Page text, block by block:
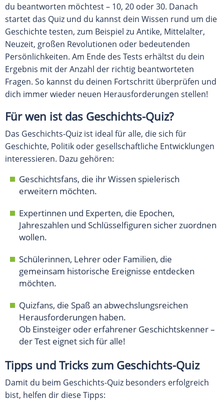
du beantworten möchtest – 10, 20 oder 30. Danach
startet das Quiz und du kannst dein Wissen rund um die
Geschichte testen, zum Beispiel zu Antike, Mittelalter,
Neuzeit, großen Revolutionen oder bedeutenden
Persönlichkeiten. Am Ende des Tests erhältst du dein
Ergebnis mit der Anzahl der richtig beantworteten
Fragen. So kannst du deinen Fortschritt überprüfen und
dich immer wieder neuen Herausforderungen stellen!
Für wen ist das Geschichts-Quiz?
Das Geschichts-Quiz ist ideal für alle, die sich für
Geschichte, Politik oder gesellschaftliche Entwicklungen
interessieren. Dazu gehören:
Geschichtsfans, die ihr Wissen spielerisch
erweitern möchten.
Expertinnen und Experten, die Epochen,
Jahreszahlen und Schlüsselfiguren sicher zuordnen
wollen.
Schülerinnen, Lehrer oder Familien, die
gemeinsam historische Ereignisse entdecken
möchten.
Quizfans, die Spaß an abwechslungsreichen
Herausforderungen haben.
Ob Einsteiger oder erfahrener Geschichtskenner –
der Test eignet sich für alle!
Tipps und Tricks zum Geschichts-Quiz
Damit du beim Geschichts-Quiz besonders erfolgreich
bist, helfen dir diese Tipps: